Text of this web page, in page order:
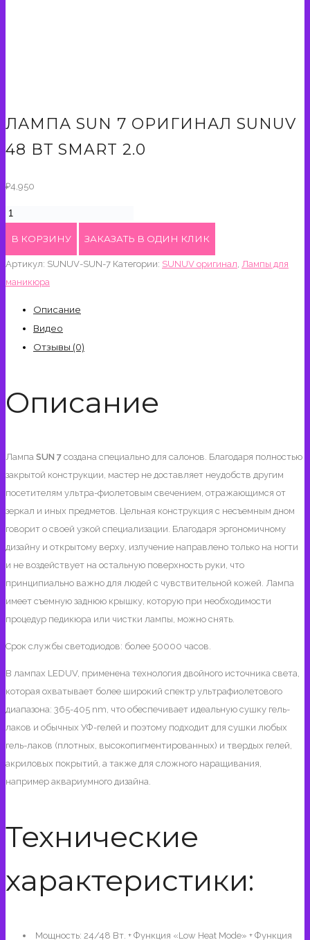
ЛАМПА SUN 7 ОРИГИНАЛ SUNUV
48 ВТ SMART 2.0
₽4,950
Количество
Sun
7
2.0
В КОРЗИНУ ЗАКАЗАТЬ В ОДИН КЛИК
Артикул: SUNUV-SUN-7 Категории: SUNUV оригинал Лампы для
маникюра
Описание
Видео
Отзывы (0)
Описание
Лампа SUN 7 создана специально для салонов. Благодаря полностью
закрытой конструкции, мастер не доставляет неудобств другим
посетителям ультра-фиолетовым свечением, отражающимся от
зеркал и иных предметов. Цельная конструкция с несъемным дном
говорит о своей узкой специализации. Благодаря эргономичному
дизайну и открытому верху, излучение направлено только на ногти
и не воздействует на остальную поверхность руки, что
принципиально важно для людей с чувствительной кожей. Лампа
имеет съемную заднюю крышку, которую при необходимости
процедур педикюра или чистки лампы, можно снять.
Срок службы светодиодов: более 50000 часов.
В лампах LEDUV, применена технология двойного источника света,
которая охватывает более широкий спектр ультрафиолетового
диапазона: 365-405 nm, что обеспечивает идеальную сушку гель-
лаков и обычных УФ-гелей и поэтому подходит для сушки любых
гель-лаков (плотных, высокопигментированных) и твердых гелей,
акриловых покрытий, а также для сложного наращивания,
например аквариумного дизайна.
Технические
характеристики:
Мощность: 24/48 Вт. + Функция «Low Heat Mode» + Функция